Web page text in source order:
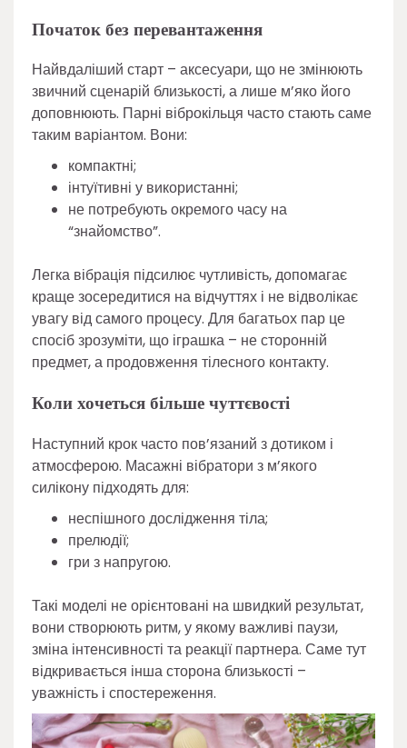
Початок без перевантаження
Найвдаліший старт – аксесуари, що не змінюють
звичний сценарій близькості, а лише м’яко його
доповнюють. Парні віброкільця часто стають саме
таким варіантом. Вони:
компактні;
інтуїтивні у використанні;
не потребують окремого часу на
“знайомство”.
Легка вібрація підсилює чутливість, допомагає
краще зосередитися на відчуттях і не відволікає
увагу від самого процесу. Для багатьох пар це
спосіб зрозуміти, що іграшка – не сторонній
предмет, а продовження тілесного контакту.
Коли хочеться більше чуттєвості
Наступний крок часто пов’язаний з дотиком і
атмосферою. Масажні вібратори з м’якого
силікону підходять для:
неспішного дослідження тіла;
прелюдії;
гри з напругою.
Такі моделі не орієнтовані на швидкий результат,
вони створюють ритм, у якому важливі паузи,
зміна інтенсивності та реакції партнера. Саме тут
відкривається інша сторона близькості –
уважність і спостереження.